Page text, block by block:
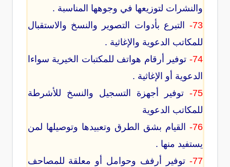
والنشرات لتوزيعها في وجوهها المناسبة .
73-
التبرع بأدوات التصوير والنسخ والاستقبال
للمكاتب الدعوية والإغاثية .
74- توفير أرقام هواتف للمكتبات الخيرية سواءا
الدعوية أو الإغاثية .
75-
توفير أجهزة التسجيل والنسخ للأشرطة
للمكاتب الدعوية
76-
القيام بشق الطرق وتعبيدها وتوصيلها لمن
يستفيد منها .
77-
توفير أرفف وحوامل أو معلقة للمصاحف